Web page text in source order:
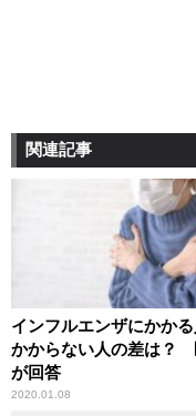
関連記事
インフルエンザにかかる
かからない人の差は？
が回答
2020.01.08